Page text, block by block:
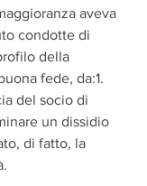
aveva
condotte di
della
fede, da:1.
del socio di
un dissidio
di fatto, la